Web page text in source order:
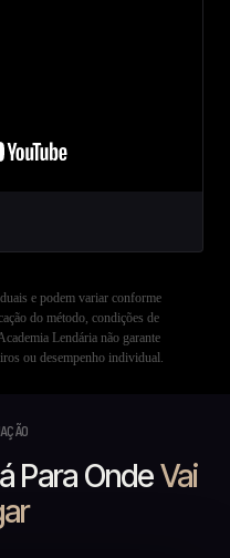
e podem variar conforme
do método, condições de
Lendária não garante
ou desempenho individual.
Para OndeVai